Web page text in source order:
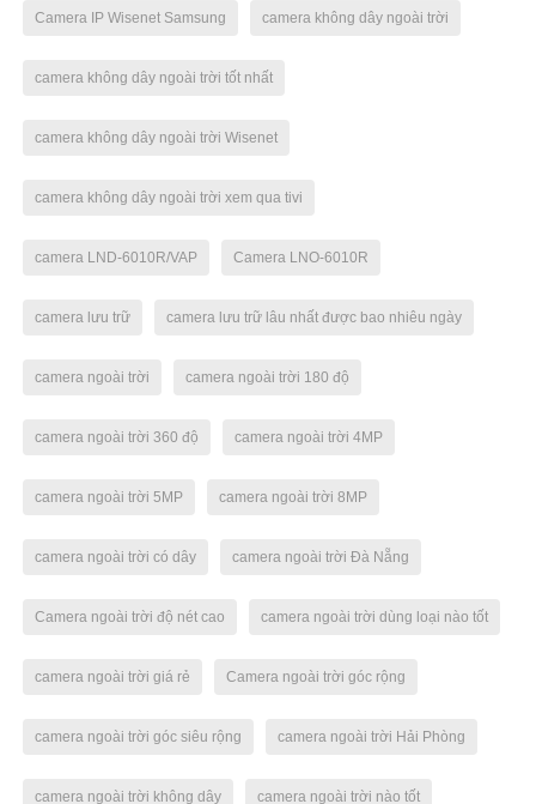
Camera IP Wisenet Samsung camera không dây ngoài trời
camera không dây ngoài trời tốt nhất
camera không dây ngoài trời Wisenet
camera không dây ngoài trời xem qua tivi
camera LND-6010R/VAP Camera LNO-6010R
camera lưu trữ camera lưu trữ lâu nhất được bao nhiêu ngày
camera ngoài trời camera ngoài trời 180 độ
camera ngoài trời 360 độ camera ngoài trời 4MP
camera ngoài trời 5MP camera ngoài trời 8MP
camera ngoài trời có dây camera ngoài trời Đà Nẵng
Camera ngoài trời độ nét cao camera ngoài trời dùng loại nào tốt
camera ngoài trời giá rẻ Camera ngoài trời góc rộng
camera ngoài trời góc siêu rộng camera ngoài trời Hải Phòng
camera ngoài trời không dây camera ngoài trời nào tốt